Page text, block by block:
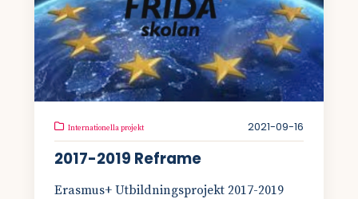
Internationella projekt 2021-09-16
2017-2019 Reframe
Erasmus+ Utbildningsprojekt 2017-2019